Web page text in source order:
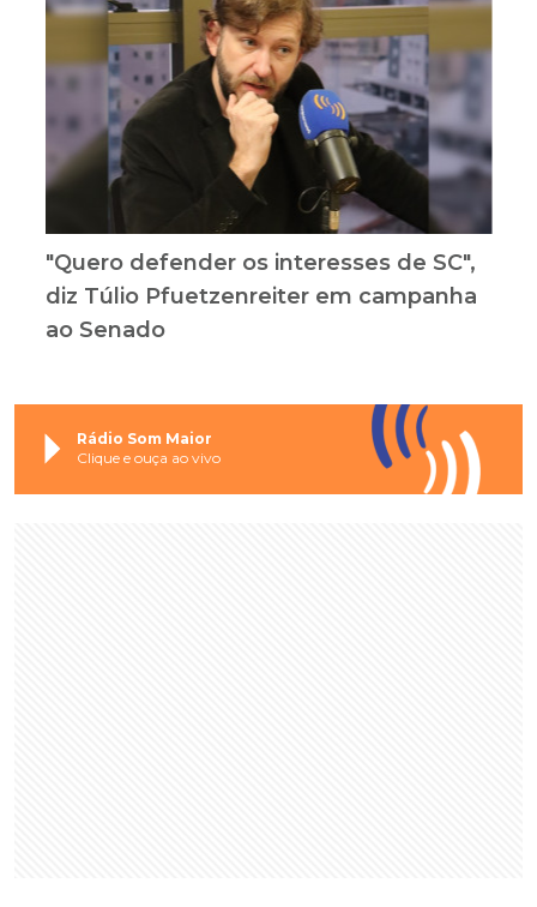
"Quero defender os interesses de SC",
diz Túlio Pfuetzenreiter em campanha
ao Senado
Rádio Som Maior
Clique e ouça ao vivo